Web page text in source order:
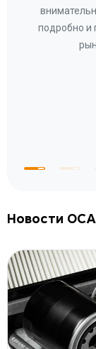
подробно и
Новости